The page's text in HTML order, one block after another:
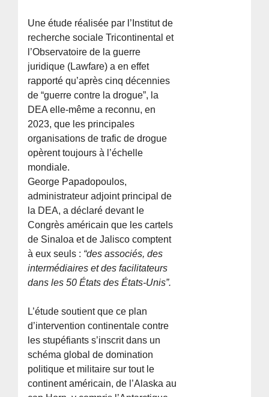
Une étude réalisée par l’Institut de
recherche sociale Tricontinental et
l’Observatoire de la guerre
juridique (Lawfare) a en effet
rapporté qu’après cinq décennies
de “guerre contre la drogue”, la
DEA elle-même a reconnu, en
2023, que les principales
organisations de trafic de drogue
opèrent toujours à l’échelle
mondiale.
George Papadopoulos,
administrateur adjoint principal de
la DEA, a déclaré devant le
Congrès américain que les cartels
de Sinaloa et de Jalisco comptent
à eux seuls : “des associés, des
intermédiaires et des facilitateurs
dans les 50 États des États-Unis”.
L’étude soutient que ce plan
d’intervention continentale contre
les stupéfiants s’inscrit dans un
schéma global de domination
politique et militaire sur tout le
continent américain, de l’Alaska au